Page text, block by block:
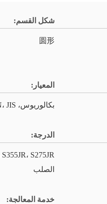
شكل القسم:
圆形
المعيار:
بكالوريوس، EN، GB، AISI، ASTM، DIN، JIS
الدرجة:
الصلب
خدمة المعالجة: